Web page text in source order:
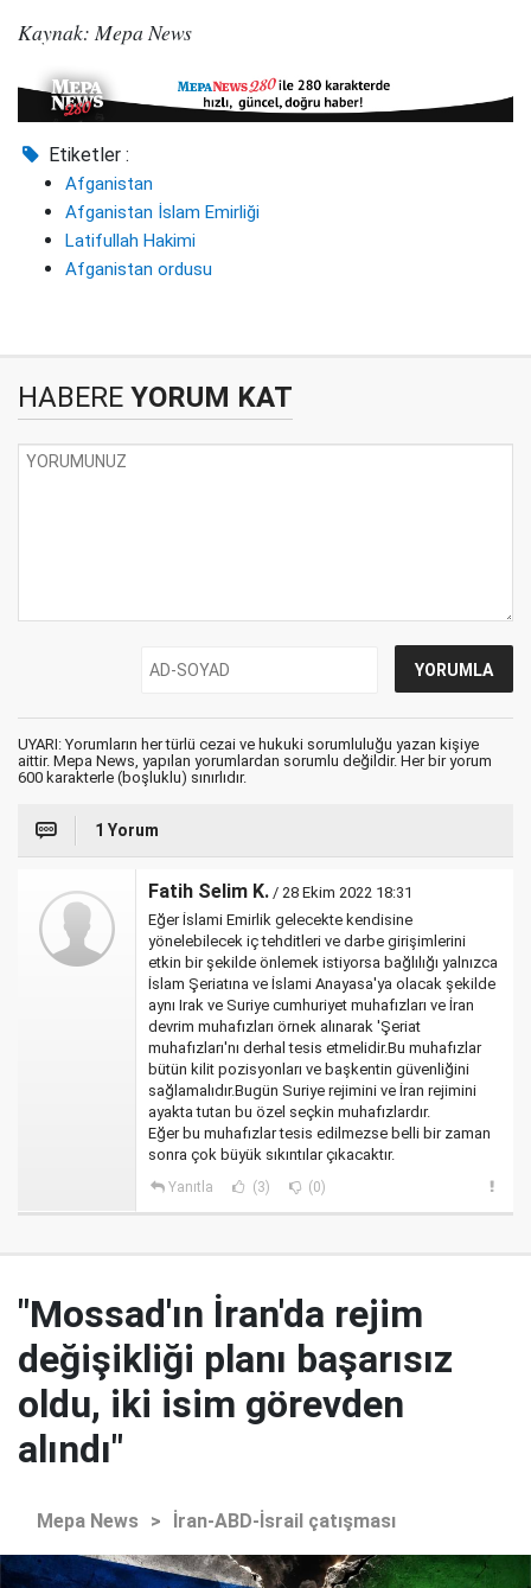
Kaynak: Mepa News
Etiketler :
Afganistan
Afganistan İslam Emirliği
Latifullah Hakimi
Afganistan ordusu
HABERE YORUM KAT
UYARI: Yorumların her türlü cezai ve hukuki sorumluluğu yazan kişiye
aittir. Mepa News, yapılan yorumlardan sorumlu değildir. Her bir yorum
600 karakterle (boşluklu) sınırlıdır.
1 Yorum
Fatih Selim K. / 28 Ekim 2022 18:31
Eğer İslami Emirlik gelecekte kendisine
yönelebilecek iç tehditleri ve darbe girişimlerini
etkin bir şekilde önlemek istiyorsa bağlılığı yalnızca
İslam Şeriatına ve İslami Anayasa'ya olacak şekilde
aynı Irak ve Suriye cumhuriyet muhafızları ve İran
devrim muhafızları örnek alınarak 'Şeriat
muhafızları'nı derhal tesis etmelidir.Bu muhafızlar
bütün kilit pozisyonları ve başkentin güvenliğini
sağlamalıdır.Bugün Suriye rejimini ve İran rejimini
ayakta tutan bu özel seçkin muhafızlardır.
Eğer bu muhafızlar tesis edilmezse belli bir zaman
sonra çok büyük sıkıntılar çıkacaktır.
Yanıtla (3) (0)
"Mossad'ın İran'da rejim
değişikliği planı başarısız
oldu, iki isim görevden
alındı"
Mepa News > İran-ABD-İsrail çatışması